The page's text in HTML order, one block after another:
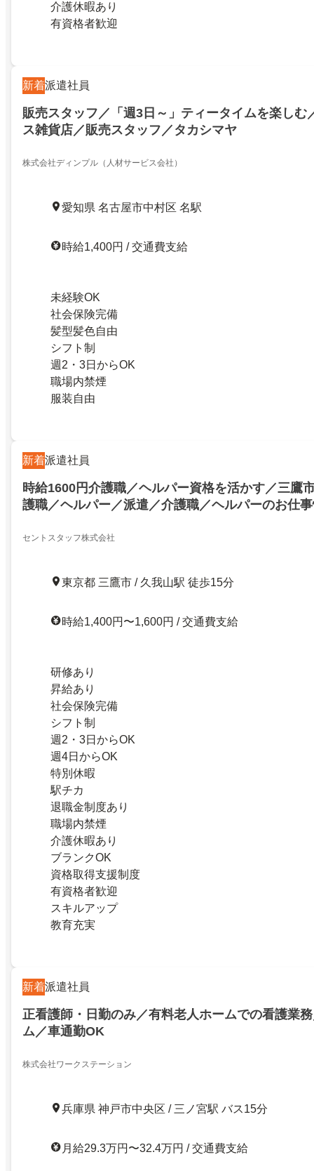
介護休暇あり
有資格者歓迎
新着派遣社員
販売スタッフ／「週3日～」ティータイムを楽しむ
ス雑貨店／販売スタッフ／タカシマヤ
株式会社ディンプル（人材サービス会社）
愛知県 名古屋市中村区 名駅
時給1,400円 / 交通費支給
未経験OK
社会保険完備
髪型髪色自由
シフト制
週2・3日からOK
職場内禁煙
服装自由
新着派遣社員
時給1600円介護職／ヘルパー資格を活かす／三鷹
護職／ヘルパー／派遣／介護職／ヘルパーのお仕
セントスタッフ株式会社
東京都 三鷹市 / 久我山駅 徒歩15分
時給1,400円〜1,600円 / 交通費支給
研修あり
昇給あり
社会保険完備
シフト制
週2・3日からOK
週4日からOK
特別休暇
駅チカ
退職金制度あり
職場内禁煙
介護休暇あり
ブランクOK
資格取得支援制度
有資格者歓迎
スキルアップ
教育充実
新着派遣社員
正看護師・日勤のみ／有料老人ホームでの看護業
ム／車通勤OK
株式会社ワークステーション
兵庫県 神戸市中央区 / 三ノ宮駅 バス15分
月給29.3万円〜32.4万円 / 交通費支給